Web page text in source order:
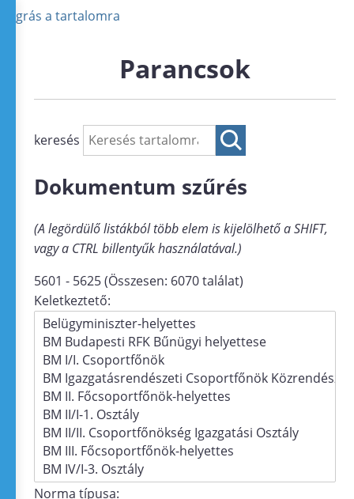
Ugrás a tartalomra
Parancsok
keresés
Dokumentum szűrés
(A legördülő listákból több elem is kijelölhető a SHIFT,
vagy a CTRL billentyűk használatával.)
5601 - 5625 (Összesen: 6070 találat)
Keletkeztető:
Norma típusa: